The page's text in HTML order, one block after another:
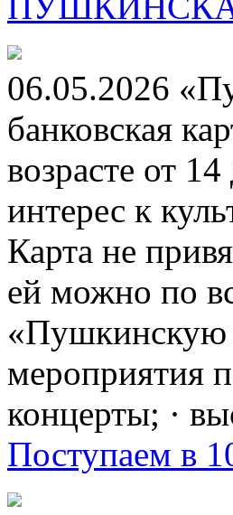
06.05.2026
банковская
возрасте от
интерес к
Карта не
ей можно по
«Пушкинскую
мероприятия
концерты; ·
Поступаем в